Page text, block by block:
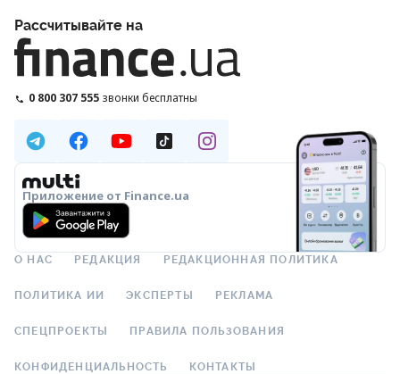
Рассчитывайте на
0 800 307 555 звонки бесплатны
Приложение от Finance.ua
О НАС РЕДАКЦИЯ РЕДАКЦИОННАЯ ПОЛИТИКА
ПОЛИТИКА ИИ ЭКСПЕРТЫ РЕКЛАМА
СПЕЦПРОЕКТЫ ПРАВИЛА ПОЛЬЗОВАНИЯ
КОНФИДЕНЦИАЛЬНОСТЬ КОНТАКТЫ